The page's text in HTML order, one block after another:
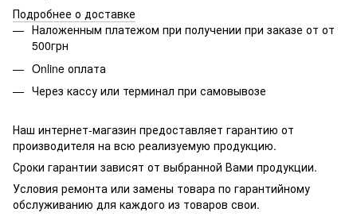
Подробнее о доставке
Наложенным платежом при получении при заказе от от
500грн
Online оплата
Через кассу или терминал при самовывозе
Наш интернет-магазин предоставляет гарантию от
производителя на всю реализуемую продукцию.
Сроки гарантии зависят от выбранной Вами продукции.
Условия ремонта или замены товара по гарантийному
обслуживанию для каждого из товаров свои.